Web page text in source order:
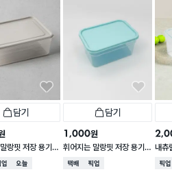
담기
랑핏 저장 용기
장픽업오늘배송
담기
1,000원
휘어지는 말랑핏 저장 용기
900ml 스카이블루
택배배송매장픽업
내츄
매장